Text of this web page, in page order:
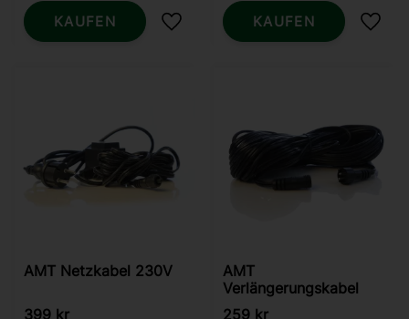
Zu Favoriten hinzufügen
KAUFEN
Zu
KAUFEN
AMT Netzkabel 230V
399 kr
AMT
Verlängerungskabel
259 kr